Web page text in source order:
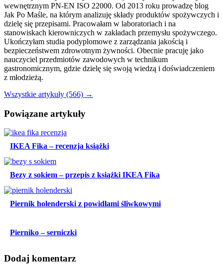
wewnętrznym PN-EN ISO 22000. Od 2013 roku prowadzę blog
Jak Po Maśle, na którym analizuję składy produktów spożywczych i
dzielę się przepisami. Pracowałam w laboratoriach i na
stanowiskach kierowniczych w zakładach przemysłu spożywczego.
Ukończyłam studia podyplomowe z zarządzania jakością i
bezpieczeństwem zdrowotnym żywności. Obecnie pracuję jako
nauczyciel przedmiotów zawodowych w technikum
gastronomicznym, gdzie dzielę się swoją wiedzą i doświadczeniem
z młodzieżą.
Wszystkie artykuły (566) →
Powiązane artykuły
IKEA Fika – recenzja książki
Bezy z sokiem – przepis z książki IKEA Fika
Piernik holenderski z powidłami śliwkowymi
Pierniko – serniczki
Dodaj komentarz